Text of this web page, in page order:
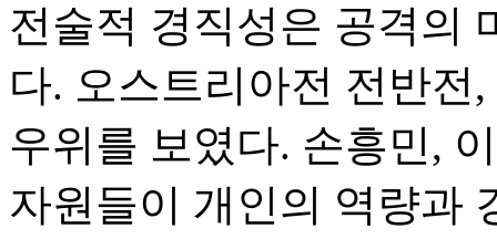
전술적 경직성은 공격의
다. 오스트리아전 전반전
우위를 보였다. 손흥민,
자원들이 개인의 역량과